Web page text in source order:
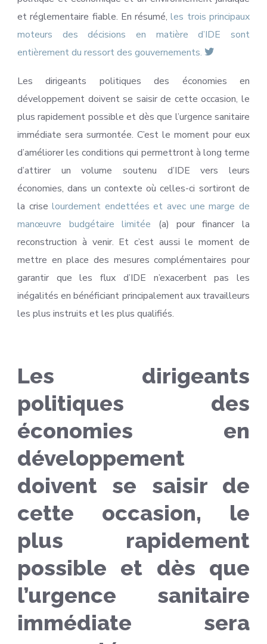
et réglementaire fiable. En résumé, les trois principaux
moteurs des décisions en matière d’IDE sont
entièrement du ressort des gouvernements.
Les dirigeants politiques des économies en
développement doivent se saisir de cette occasion, le
plus rapidement possible et dès que l’urgence sanitaire
immédiate sera surmontée. C’est le moment pour eux
d’améliorer les conditions qui permettront à long terme
d’attirer un volume soutenu d’IDE vers leurs
économies, dans un contexte où celles-ci sortiront de
la crise lourdement endettées et avec une marge de
manœuvre budgétaire limitée
(a) pour financer la
reconstruction à venir. Et c’est aussi le moment de
mettre en place des mesures complémentaires pour
garantir que les flux d’IDE n’exacerbent pas les
inégalités en bénéficiant principalement aux travailleurs
les plus instruits et les plus qualifiés.
Les dirigeants
politiques des
économies en
développement
doivent se saisir de
cette occasion, le
plus rapidement
possible et dès que
l’urgence sanitaire
immédiate sera